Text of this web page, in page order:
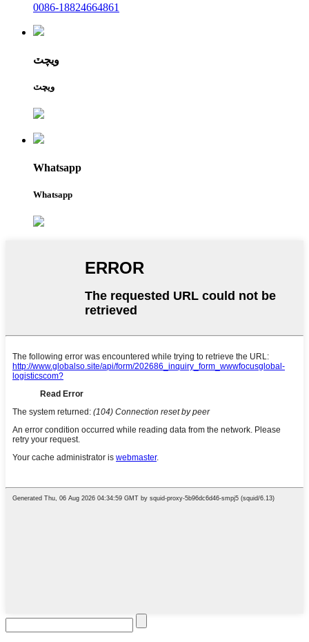
0086-18824664861
ويچٽ
ويچٽ
Whatsapp
Whatsapp